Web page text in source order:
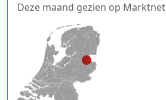
Deze maand gezien op Marktnet